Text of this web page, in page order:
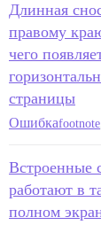
Длинная
правому
чего
страницы
Ошибкаfootnote
Встроенные
работают в
полном